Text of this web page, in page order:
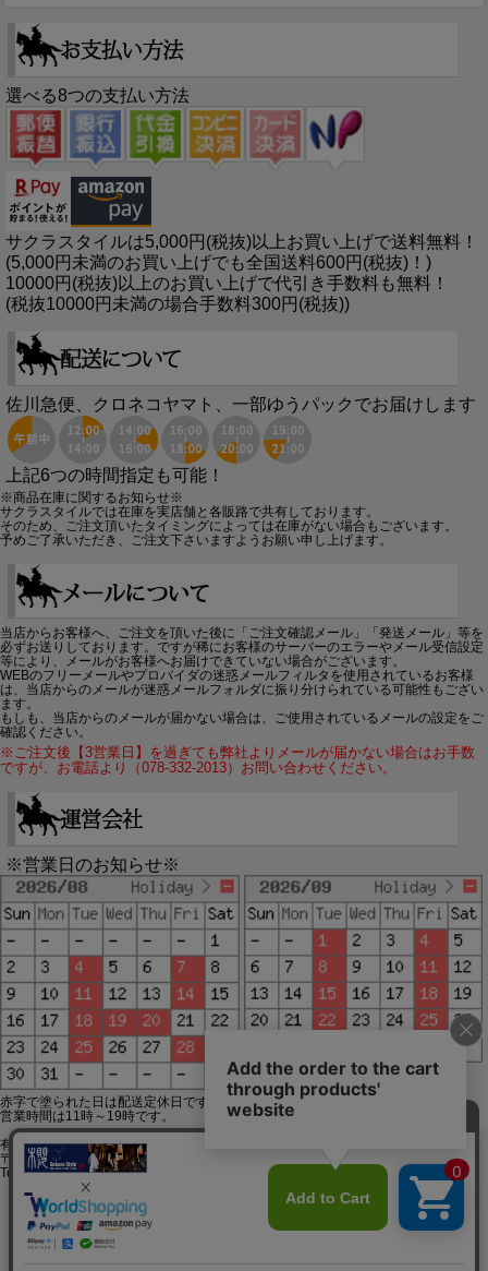
選べる8つの支払い方法
サクラスタイルは5,000円(税抜)以上お買い上げで送料無料！
(5,000円未満のお買い上げでも全国送料600円(税抜)！)
10000円(税抜)以上のお買い上げで代引き手数料も無料！
(税抜10000円未満の場合手数料300円(税抜))
佐川急便、クロネコヤマト、一部ゆうパックでお届けします
上記6つの時間指定も可能！
※商品在庫に関するお知らせ※
サクラスタイルでは在庫を実店舗と各販路で共有しております。
そのため、ご注文頂いたタイミングによっては在庫がない場合もございます。
予めご了承いただき、ご注文下さいますようお願い申し上げます。
当店からお客様へ、ご注文を頂いた後に「ご注文確認メール」「発送メール」等を
必ずお送りしております。ですが稀にお客様のサーバーのエラーやメール受信設定
等により、メールがお客様へお届けできていない場合がございます。
WEBのフリーメールやプロバイダの迷惑メールフィルタを使用されているお客様
は、当店からのメールが迷惑メールフォルダに振り分けられている可能性もござい
ます。
もしも、当店からのメールが届かない場合は、ご使用されているメールの設定をご
確認ください。
※ご注文後【3営業日】を過ぎても弊社よりメールが届かない場合はお手数
ですが、お電話より（078-332-2013）お問い合わせください。
※営業日のお知らせ※
赤字で塗られた日は配送定休日です。
営業時間は11時～19時です。
有限会社ジップジップ SakuraStyle通販事業部
〒650-0021 神戸市中央区三宮町3-9-19イトウビル1,4F
Tel:078-332-2013 FAX:078-333-6644
SSL/TLSとは?